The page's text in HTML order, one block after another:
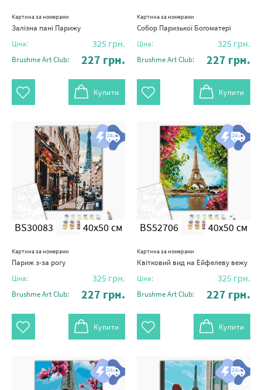
Картина за номерами
Залізна пані Парижу
Ціна: 325 грн.
Brushme Art Club: 227 грн.
Купити
Картина за номерами
Собор Паризької Богоматері
Ціна: 325 грн.
Brushme Art Club: 227 грн.
Купити
BS30083 40x50 см
Картина за номерами
Париж з-за рогу
Ціна: 325 грн.
Brushme Art Club: 227 грн.
Купити
BS52706 40x50 см
Картина за номерами
Квітковий вид на Ейфелеву вежу
Ціна: 325 грн.
Brushme Art Club: 227 грн.
Купити